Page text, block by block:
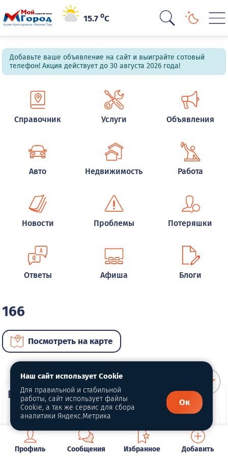
15.7oC
Добавьте ваше объявление на сайт и выиграйте сотовый
телефон! Акция действует до 30 августа 2026 года!
Справочник Услуги Объявления
Авто Недвижимость Работа
Новости Проблемы Потеряшки
Ответы Афиша Блоги
166
Посмотреть на карте
ВИП автомобили
Профиль Сообщения Избранное Добавить
Наш сайт использует Cookie
Для правильной и стабильной
работы, сайт использует файлы
Cookie, а так же сервис для сбора
аналитики Яндекс.Метрика
Ок